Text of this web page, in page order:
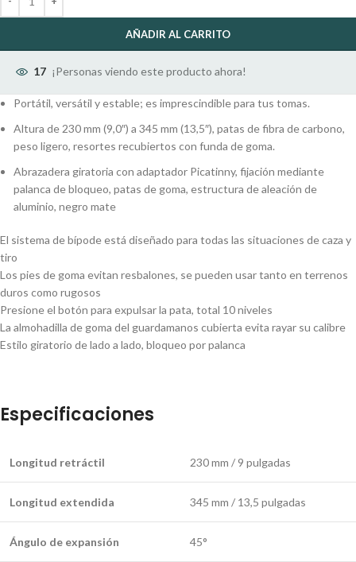
AÑADIR AL CARRITO
17 ¡Personas viendo este producto ahora!
Portátil, versátil y estable; es imprescindible para tus tomas.
Altura de 230 mm (9,0″) a 345 mm (13,5″), patas de fibra de carbono,
peso ligero, resortes recubiertos con funda de goma.
Abrazadera giratoria con adaptador Picatinny, fijación mediante
palanca de bloqueo, patas de goma, estructura de aleación de
aluminio, negro mate
El sistema de bípode está diseñado para todas las situaciones de caza y
tiro
Los pies de goma evitan resbalones, se pueden usar tanto en terrenos
duros como rugosos
Presione el botón para expulsar la pata, total 10 niveles
La almohadilla de goma del guardamanos cubierta evita rayar su calibre
Estilo giratorio de lado a lado, bloqueo por palanca
Especificaciones
Longitud retráctil 230 mm / 9 pulgadas
Longitud extendida 345 mm / 13,5 pulgadas
Ángulo de expansión 45°